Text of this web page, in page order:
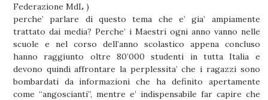
Federazione MdL )
perche’ parlare di questo tema che e’ gia’ ampiamente
trattato dai media? Perche’ i Maestri ogni anno vanno nelle
scuole e nel corso dell’anno scolastico appena concluso
hanno raggiunto oltre 80’000 studenti in tutta Italia e
devono quindi affrontare la perplessita’ che i ragazzi sono
bombardati da informazioni che ha definito apertamente
come “angoscianti”, mentre e’ indispensabile far capire che